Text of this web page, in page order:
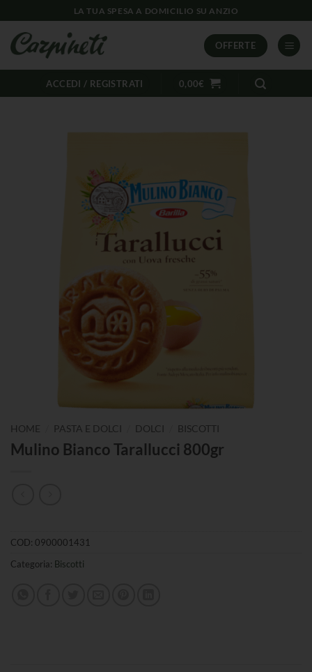
LA TUA SPESA A DOMICILIO SU ANZIO
OFFERTE
ACCEDI / REGISTRATI 0,00€
HOME PASTA E DOLCI DOLCI BISCOTTI
Mulino Bianco Tarallucci 800gr
COD: 0900001431
Categoria: Biscotti